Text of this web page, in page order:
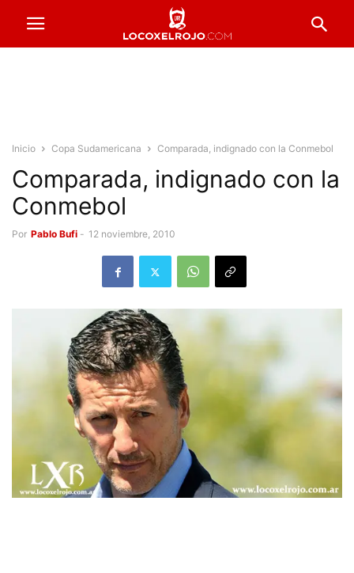
Inicio Copa Sudamericana Comparada, indignado con la Conmebol
Comparada, indignado con la
Conmebol
Por Pablo Bufi - 12 noviembre, 2010